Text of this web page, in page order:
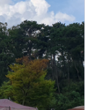
날 변경 안내